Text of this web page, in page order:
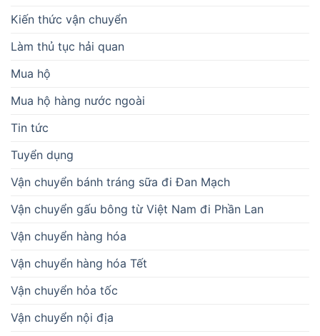
Kiến thức vận chuyển
Làm thủ tục hải quan
Mua hộ
Mua hộ hàng nước ngoài
Tin tức
Tuyển dụng
Vận chuyển bánh tráng sữa đi Đan Mạch
Vận chuyển gấu bông từ Việt Nam đi Phần Lan
Vận chuyển hàng hóa
Vận chuyển hàng hóa Tết
Vận chuyển hỏa tốc
Vận chuyển nội địa